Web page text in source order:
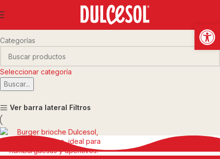
burger brioche
Categorías
Seleccionar categoría
Buscar...
Ver barra lateral Filtros